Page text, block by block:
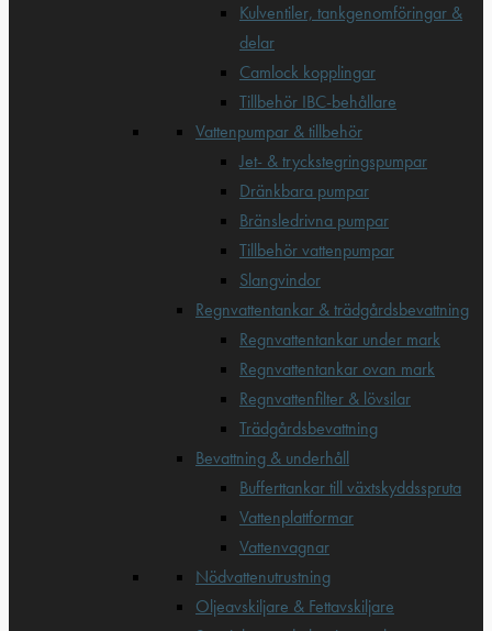
Kulventiler, tankgenomföringar &
delar
Camlock kopplingar
Tillbehör IBC-behållare
Vattenpumpar & tillbehör
Jet- & tryckstegringspumpar
Dränkbara pumpar
Bränsledrivna pumpar
Tillbehör vattenpumpar
Slangvindor
Regnvattentankar & trädgårdsbevattning
Regnvattentankar under mark
Regnvattentankar ovan mark
Regnvattenfilter & lövsilar
Trädgårdsbevattning
Bevattning & underhåll
Bufferttankar till växtskyddsspruta
Vattenplattformar
Vattenvagnar
Nödvattenutrustning
Oljeavskiljare & Fettavskiljare